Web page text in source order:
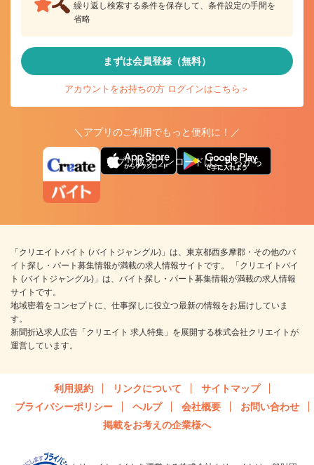
繰り返し検索する条件を保存して、条件設定の手間を
省略
まずは会員登録（無料）
アカウントをお持ちの方 ログインはこちら＞
＼アプリのご利用でもっと便利に！／
アプリ版ダウンロードはこちらから
「クリエイトバイト (バイトジャングル)」は、東京都西多摩郡・その他のバ
イト探し・パート募集情報が満載の求人情報サイトです。 「クリエイトバイ
ト (バイトジャングル)」は、バイト探し・パート募集情報が満載の求人情報
サイトです。
地域密着をコンセプトに、仕事探しに役立つ最新の情報をお届けしていま
す。
新聞折込求人広告「クリエイト 求人特集」を展開する株式会社クリエイトが
運営しています。
利用規約 リンクについて
サイトマップ
プライバシーポリシー
ヘルプ 会社概要
お問い合わせ
掲載をお考えの企業様へ